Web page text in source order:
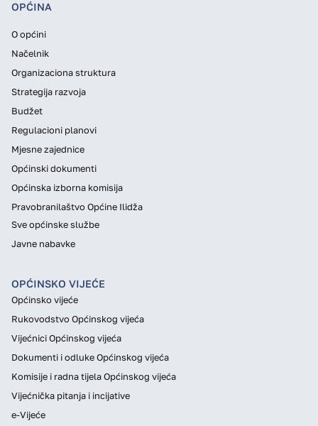
OPĆINA
O općini
Načelnik
Organizaciona struktura
Strategija razvoja
Budžet
Regulacioni planovi
Mjesne zajednice
Općinski dokumenti
Općinska izborna komisija
Pravobranilaštvo Općine Ilidža
Sve općinske službe
Javne nabavke
OPĆINSKO VIJEĆE
Općinsko vijeće
Rukovodstvo Općinskog vijeća
Vijećnici Općinskog vijeća
Dokumenti i odluke Općinskog vijeća
Komisije i radna tijela Općinskog vijeća
Vijećnička pitanja i incijative
e-Vijeće